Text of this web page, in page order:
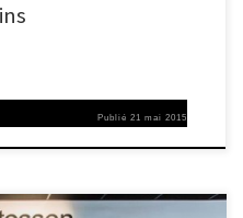
Publié21 mai 2015